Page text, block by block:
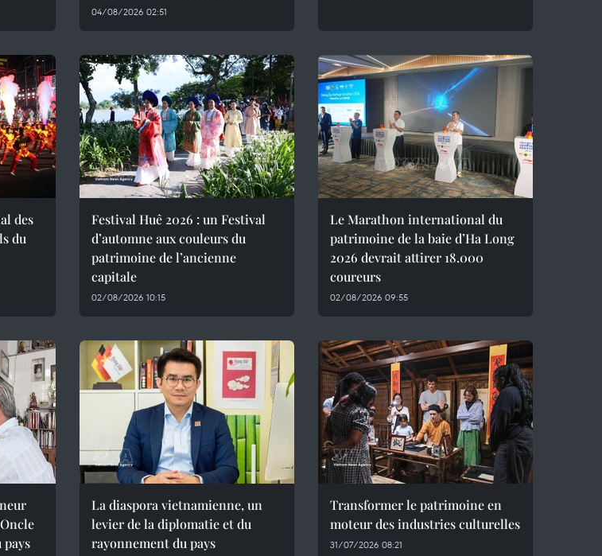
04/08/2026 02:51
des
du
Festival Huê 2026 : un Festival
d’automne aux couleurs du
patrimoine de l’ancienne
capitale
02/08/2026 10:15
Le Marathon international du
patrimoine de la baie d’Ha Long
2026 devrait attirer 18.000
coureurs
02/08/2026 09:55
La diaspora vietnamienne, un
levier de la diplomatie et du
rayonnement du pays
Transformer le patrimoine en
moteur des industries culturelles
31/07/2026 08:21